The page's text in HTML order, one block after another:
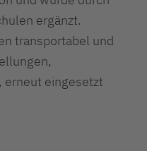
ergänzt.
transportabel und
erneut eingesetzt